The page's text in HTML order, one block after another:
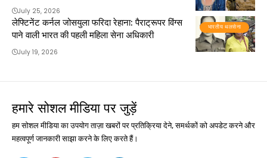
July 25, 2026
भारतीय थलसेना
लेफ्टिनेंट कर्नल जोसयुला फरिदा रेहाना: पैराट्रूपर विंग्स
पाने वाली भारत की पहली महिला सेना अधिकारी
July 19, 2026
हमारे सोशल मीडिया पर जुड़ें
हम सोशल मीडिया का उपयोग ताज़ा खबरों पर प्रतिक्रिया देने, समर्थकों को अपडेट करने और
महत्वपूर्ण जानकारी साझा करने के लिए करते हैं।